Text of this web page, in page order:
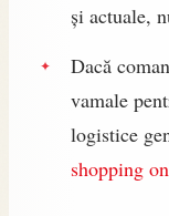
și actuale,
Dacă
vamale
logistice
shopping